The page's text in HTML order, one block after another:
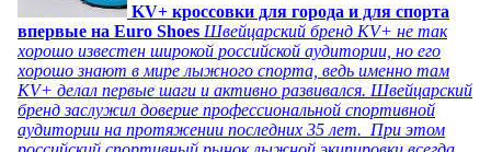
KV+ кроссовки для города и для спорта
впервые на Euro Shoes Швейцарский бренд KV+ не так
хорошо известен широкой российской аудитории, но его
хорошо знают в мире лыжного спорта, ведь именно там
KV+ делал первые шаги и активно развивался. Швейцарский
бренд заслужил доверие профессиональной спортивной
аудитории на протяжении последних 35 лет. При этом